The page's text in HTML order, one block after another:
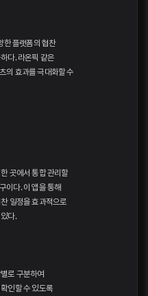
한 플랫폼의 협찬
다. 라온픽 같은
의 효과를 극대화할 수
곳에서 통합 관리할
이다. 이 앱을 통해
일정을 효과적으로
다.
로 구분하여
인할 수 있도록